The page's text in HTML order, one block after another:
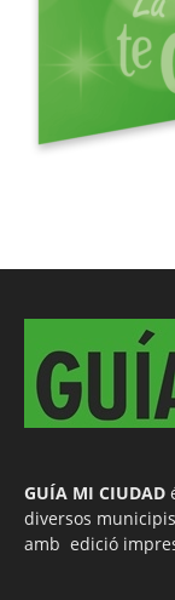
GUÍA MI CIUDAD
diversos
amb edició